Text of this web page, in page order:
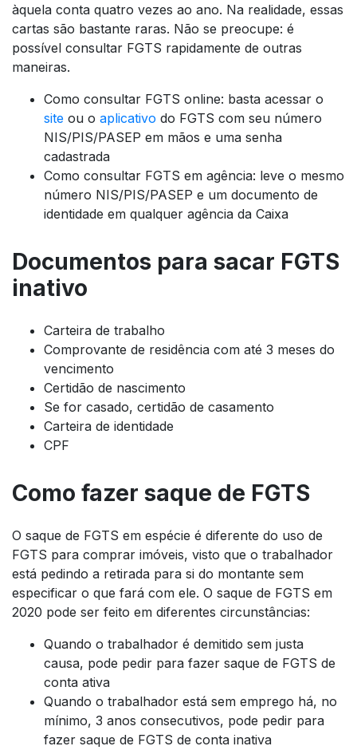
àquela conta quatro vezes ao ano. Na realidade, essas
cartas são bastante raras. Não se preocupe: é
possível consultar FGTS rapidamente de outras
maneiras.
Como consultar FGTS online: basta acessar o
site ou o aplicativo do FGTS com seu número
NIS/PIS/PASEP em mãos e uma senha
cadastrada
Como consultar FGTS em agência: leve o mesmo
número NIS/PIS/PASEP e um documento de
identidade em qualquer agência da Caixa
Documentos para sacar FGTS
inativo
Carteira de trabalho
Comprovante de residência com até 3 meses do
vencimento
Certidão de nascimento
Se for casado, certidão de casamento
Carteira de identidade
CPF
Como fazer saque de FGTS
O saque de FGTS em espécie é diferente do uso de
FGTS para comprar imóveis, visto que o trabalhador
está pedindo a retirada para si do montante sem
especificar o que fará com ele. O saque de FGTS em
2020 pode ser feito em diferentes circunstâncias:
Quando o trabalhador é demitido sem justa
causa, pode pedir para fazer saque de FGTS de
conta ativa
Quando o trabalhador está sem emprego há, no
mínimo, 3 anos consecutivos, pode pedir para
fazer saque de FGTS de conta inativa